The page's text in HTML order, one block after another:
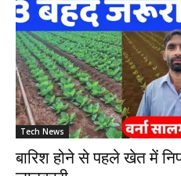
Tech News
बारिश होने से पहले खेत में